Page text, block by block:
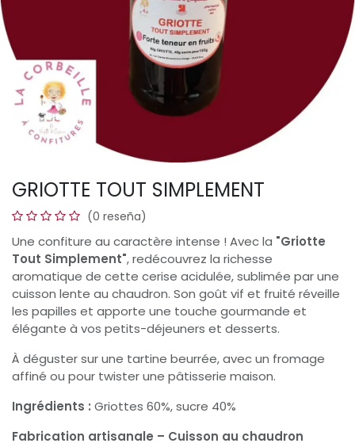
GRIOTTE TOUT SIMPLEMENT
(0 reseña)
Une confiture au caractère intense ! Avec la "Griotte
Tout Simplement", redécouvrez la richesse
aromatique de cette cerise acidulée, sublimée par une
cuisson lente au chaudron. Son goût vif et fruité réveille
les papilles et apporte une touche gourmande et
élégante à vos petits-déjeuners et desserts.
À déguster sur une tartine beurrée, avec un fromage
affiné ou pour twister une pâtisserie maison.
Ingrédients : Griottes 60%, sucre 40%
Fabrication artisanale – Cuisson au chaudron